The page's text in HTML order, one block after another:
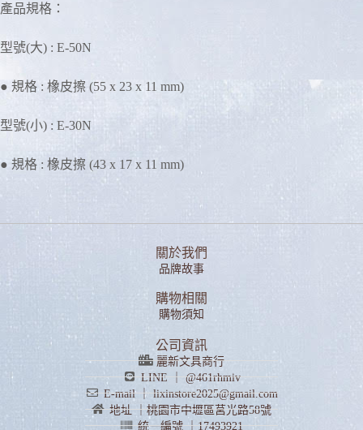
產品規格：
型號(大) : E-50N
● 規格 : 橡皮擦 (55 x 23 x 11 mm)
型號(小) : E-30N
● 規格 : 橡皮擦 (43 x 17 x 11 mm)
關於我們
品牌故事
購物相關
購物須知
公司資訊
麗新文具商行
LINE ｜ @461rhmiv
E-mail ｜ lixinstore2025@gmail.com
地址 ｜桃園市中壢區莒光路58號
統一編號 ｜17493921